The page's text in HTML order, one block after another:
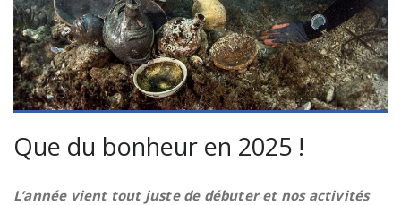
Que du bonheur en 2025 !
L’année vient tout juste de débuter et nos activités